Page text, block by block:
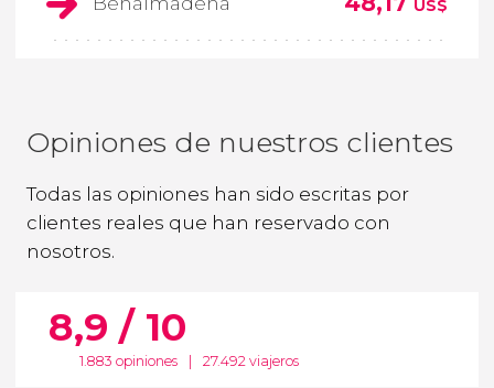
US$
Opiniones de nuestros clientes
Todas las opiniones han sido escritas por
clientes reales que han reservado con
nosotros.
8,9 / 10
1.883 opiniones 27.492 viajeros